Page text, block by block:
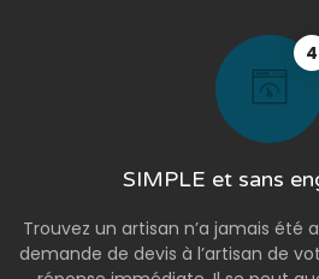
4
SIMPLE et sans
Trouvez un artisan n’a jamais été
demande de devis à l’artisan de